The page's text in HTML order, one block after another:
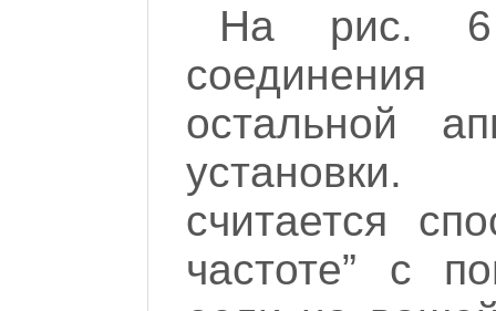
На рис. 6
остальной
установки.
считается
частоте” с